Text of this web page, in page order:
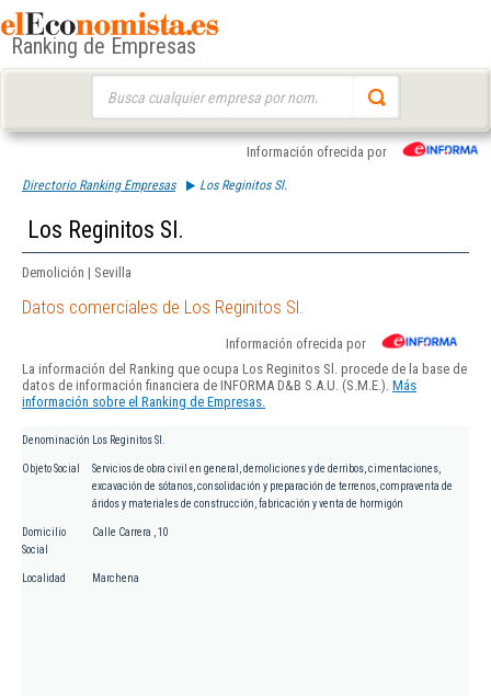
Ranking de Empresas
Información ofrecida por
Directorio Ranking Empresas Los Reginitos Sl.
Los Reginitos Sl.
Demolición | Sevilla
Datos comerciales de Los Reginitos Sl.
Información ofrecida por
La información del Ranking que ocupa Los Reginitos Sl. procede de la base de
datos de información financiera de INFORMA D&B S.A.U. (S.M.E.). Más
información sobre el Ranking de Empresas.
Denominación Los Reginitos Sl.
Objeto Social
Servicios de obra civil en general, demoliciones y de derribos, cimentaciones,
excavación de sótanos, consolidación y preparación de terrenos, compraventa de
áridos y materiales de construcción, fabricación y venta de hormigón
Domicilio
Social
Calle Carrera , 10
Localidad Marchena